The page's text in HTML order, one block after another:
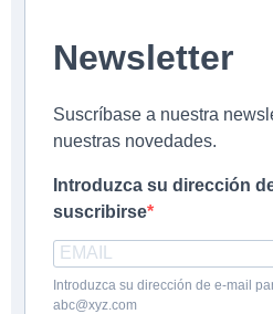
Newsletter
Suscríbase a nuestra
nuestras novedades.
Introduzca su dirección
suscribirse
Introduzca su dirección de e-mail
abc@xyz.com